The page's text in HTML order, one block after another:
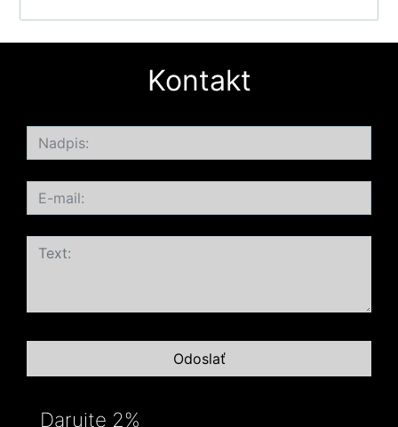
Kontakt
Darujte 2%